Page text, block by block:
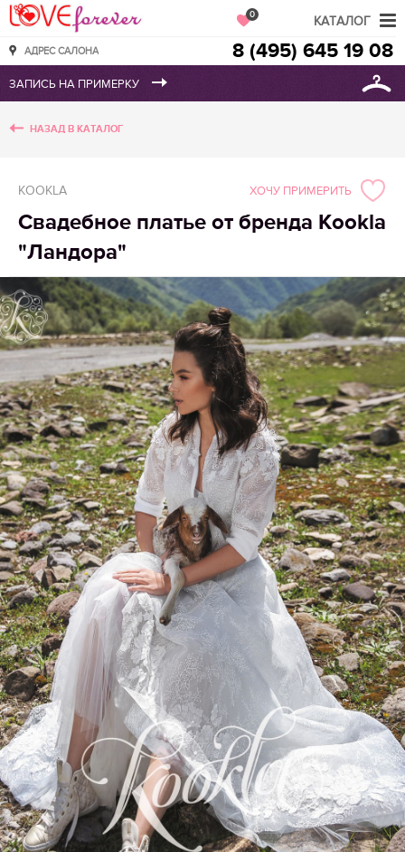
Love Forever
АДРЕС САЛОНА
0
8 (495) 645 19 08
НАЗАД В КАТАЛОГ
KOOKLA
Свадебное платье от бренда Kookla
"Ландора"
ХОЧУ ПРИМЕРИТЬ
КАТАЛОГ